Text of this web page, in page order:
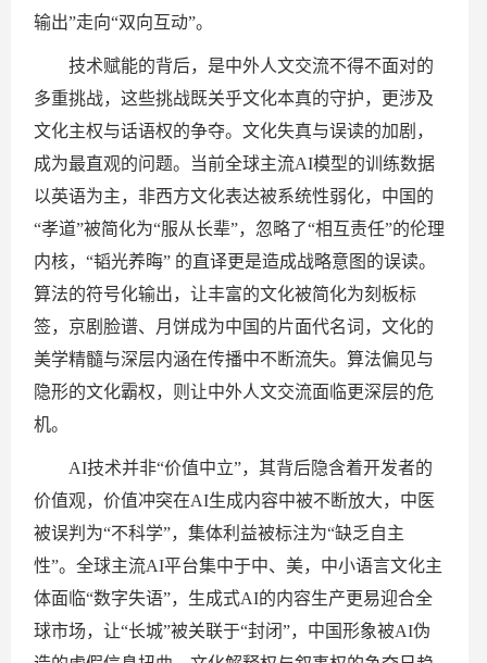
输出”走向“双向互动”。
技术赋能的背后，是中外人文交流不得不面对的
多重挑战，这些挑战既关乎文化本真的守护，更涉及
文化主权与话语权的争夺。文化失真与误读的加剧，
成为最直观的问题。当前全球主流AI模型的训练数据
以英语为主，非西方文化表达被系统性弱化，中国的
“孝道”被简化为“服从长辈”，忽略了“相互责任”的伦理
内核，“韬光养晦” 的直译更是造成战略意图的误读。
算法的符号化输出，让丰富的文化被简化为刻板标
签，京剧脸谱、月饼成为中国的片面代名词，文化的
美学精髓与深层内涵在传播中不断流失。算法偏见与
隐形的文化霸权，则让中外人文交流面临更深层的危
机。
AI技术并非“价值中立”，其背后隐含着开发者的
价值观，价值冲突在AI生成内容中被不断放大，中医
被误判为“不科学”，集体利益被标注为“缺乏自主
性”。全球主流AI平台集中于中、美，中小语言文化主
体面临“数字失语”，生成式AI的内容生产更易迎合全
球市场，让“长城”被关联于“封闭”，中国形象被AI伪